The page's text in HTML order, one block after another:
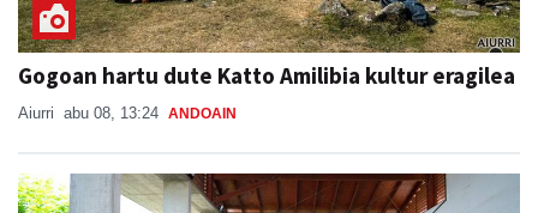
Gogoan hartu dute Katto Amilibia kultur eragilea
Aiurri abu 08, 13:24 ANDOAIN